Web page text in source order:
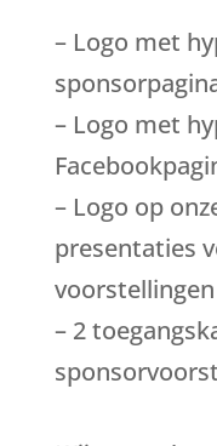
– Logo met
– Logo met
– Logo op
presentaties
voorstellingen
– 2